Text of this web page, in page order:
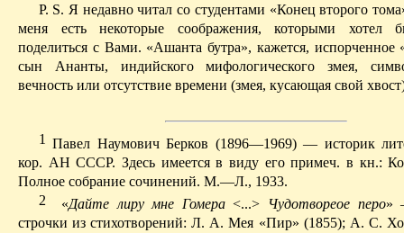
P. S. Я недавно читал со студентами «Конец второго
меня есть некоторые соображения, которыми хотел
поделиться с Вами. «Ашанта бутра», кажется, испорченное
сын Ананты, индийского мифологического змея,
вечность или отсутствие времени (змея, кусающая свой
1 Павел Наумович Берков (1896—1969) — историк
кор. АН СССР. Здесь имеется в виду его примеч. в кн.:
Полное собрание сочинений. М.—Л., 1933.
2
«Дайте лиру мне Гомера<...> Чудотвореое перо»
строчки из стихотворений: Л. А.Мея «Пир» (1855); А. С.